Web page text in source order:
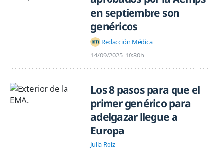
en septiembre son
genéricos
Redacción Médica
14/09/2025 10:30h
Los 8 pasos para que el
primer genérico para
adelgazar llegue a
Europa
Julia Roiz